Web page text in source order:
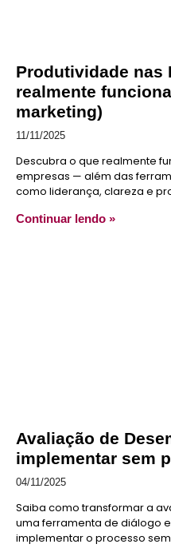
Produtividade nas
realmente
marketing)
11/11/2025
Descubra o que realmente
empresas — além das
como liderança, clareza e
Continuar lendo »
Avaliação de
implementar sem
04/11/2025
Saiba como transformar a
uma ferramenta de diálogo
implementar o processo